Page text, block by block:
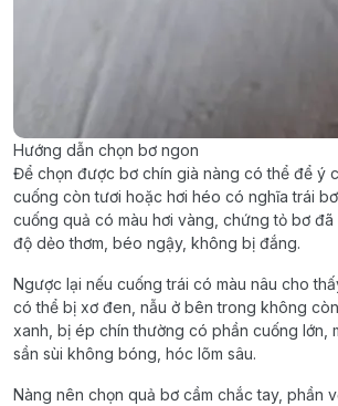
Hướng dẫn chọn bơ ngon
Để chọn được bơ chín già nàng có thể để ý
cuống còn tươi hoặc hơi héo có nghĩa trái bơ
cuống quả có màu hơi vàng, chứng tỏ bơ
độ dẻo thơm, béo ngậy, không bị đắng.
Ngược lại nếu cuống trái có màu nâu cho
có thể bị xơ đen, nẫu ở bên trong không
xanh, bị ép chín thường có phần cuống lớn,
sần sùi không bóng, hóc lõm sâu.
Nàng nên chọn quả bơ cầm chắc tay, phần